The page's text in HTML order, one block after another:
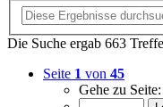
Die Suche ergab 663
Seite 1 von 45
Gehe zu Seite: